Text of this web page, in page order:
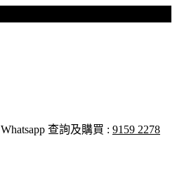
Whatsapp 查詢及購買 : 9159 2278